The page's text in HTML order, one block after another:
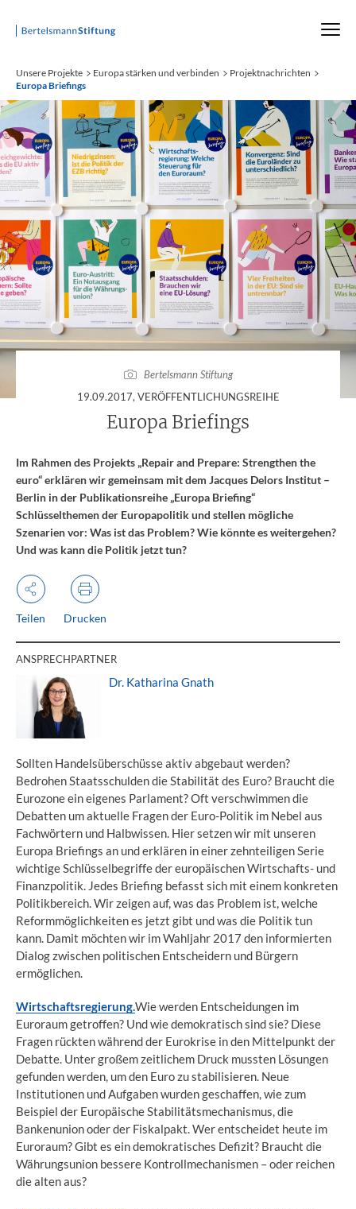
Startseite
Unsere Projekte Europa stärken und verbinden
Projektnachrichten
Europa Briefings
Bertelsmann Stiftung
19.09.2017, VERÖFFENTLICHUNGSREIHE:
Europa Briefings
Im Rahmen des Projekts „Repair and Prepare: Strengthen the
euro“ erklären wir gemeinsam mit dem Jacques Delors Institut –
Berlin in der Publikationsreihe „Europa Briefing“
Schlüsselthemen der Europapolitik und stellen mögliche
Szenarien vor: Was ist das Problem? Wie könnte es weitergehen?
Und was kann die Politik jetzt tun?
Teilen Drucken
ANSPRECHPARTNER
Dr. Katharina Gnath
Sollten Handelsüberschüsse aktiv abgebaut werden?
Bedrohen Staatsschulden die Stabilität des Euro? Braucht die
Eurozone ein eigenes Parlament? Oft verschwimmen die
Debatten um aktuelle Fragen der Euro-Politik im Nebel aus
Fachwörtern und Halbwissen. Hier setzen wir mit unseren
Europa Briefings an und erklären in einer zehnteiligen Serie
wichtige Schlüsselbegriffe der europäischen Wirtschafts- und
Finanzpolitik. Jedes Briefing befasst sich mit einem konkreten
Politikbereich. Wir zeigen auf, was das Problem ist, welche
Reformmöglichkeiten es jetzt gibt und was die Politik tun
kann. Damit möchten wir im Wahljahr 2017 den informierten
Dialog zwischen politischen Entscheidern und Bürgern
ermöglichen.
Wirtschaftsregierung.Wie werden Entscheidungen im
Euroraum getroffen? Und wie demokratisch sind sie? Diese
Fragen rückten während der Eurokrise in den Mittelpunkt der
Debatte. Unter großem zeitlichem Druck mussten Lösungen
gefunden werden, um den Euro zu stabilisieren. Neue
Institutionen und Aufgaben wurden geschaffen, wie zum
Beispiel der Europäische Stabilitätsmechanismus, die
Bankenunion oder der Fiskalpakt. Wer entscheidet heute im
Euroraum? Gibt es ein demokratisches Defizit? Braucht die
Währungsunion bessere Kontrollmechanismen – oder reichen
die alten aus?